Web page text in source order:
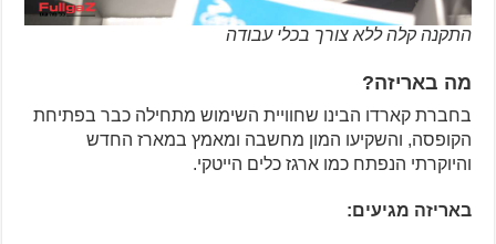
התקנה קלה ללא צורך בכלי עבודה
מה באריזה?
בחברת קארדו הבינו שחוויית השימוש מתחילה כבר בפתיחת
הקופסה, והשקיעו המון מחשבה ומאמץ במארז החדש
והיוקרתי הנפתח כמו ארגז כלים הייטקי.
באריזה מגיעים: